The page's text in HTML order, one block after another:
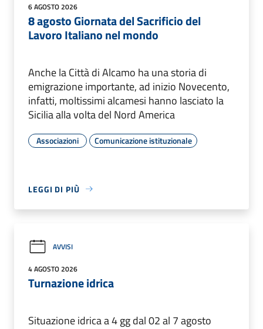
6 AGOSTO 2026
8 agosto Giornata del Sacrificio del
Lavoro Italiano nel mondo
Anche la Città di Alcamo ha una storia di
emigrazione importante, ad inizio Novecento,
infatti, moltissimi alcamesi hanno lasciato la
Sicilia alla volta del Nord America
Associazioni Comunicazione istituzionale
LEGGI DI PIÙ
AVVISI
4 AGOSTO 2026
Turnazione idrica
Situazione idrica a 4 gg dal 02 al 7 agosto